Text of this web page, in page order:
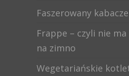
Faszerowany
Frappe – czyli nie
na zimno
Wegetariańskie